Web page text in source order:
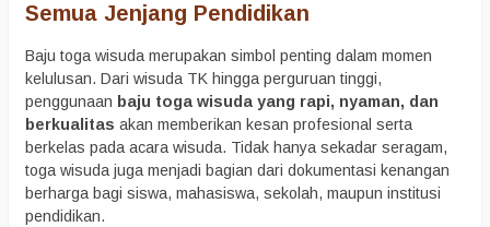
Semua Jenjang Pendidikan
Baju toga wisuda merupakan simbol penting dalam momen
kelulusan. Dari wisuda TK hingga perguruan tinggi,
penggunaan baju toga wisuda yang rapi, nyaman, dan
berkualitas akan memberikan kesan profesional serta
berkelas pada acara wisuda. Tidak hanya sekadar seragam,
toga wisuda juga menjadi bagian dari dokumentasi kenangan
berharga bagi siswa, mahasiswa, sekolah, maupun institusi
pendidikan.